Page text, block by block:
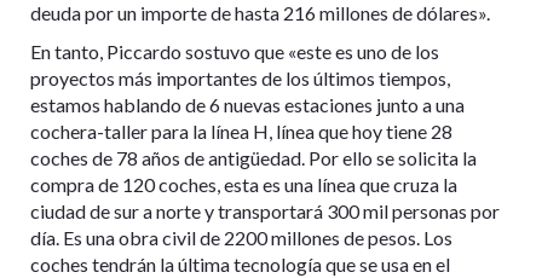
deuda por un importe de hasta 216 millones de dólares».
En tanto, Piccardo sostuvo que «este es uno de los
proyectos más importantes de los últimos tiempos,
estamos hablando de 6 nuevas estaciones junto a una
cochera-taller para la línea H, línea que hoy tiene 28
coches de 78 años de antigüedad. Por ello se solicita la
compra de 120 coches, esta es una línea que cruza la
ciudad de sur a norte y transportará 300 mil personas por
día. Es una obra civil de 2200 millones de pesos. Los
coches tendrán la última tecnología que se usa en el